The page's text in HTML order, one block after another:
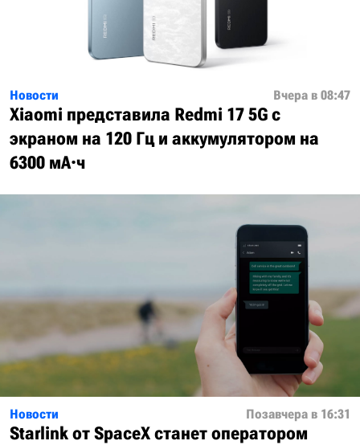
Новости Вчера в 08:47
Xiaomi представила Redmi 17 5G с
экраном на 120 Гц и аккумулятором на
6300 мА·ч
Новости Позавчера в 16:31
Starlink от SpaceX станет оператором